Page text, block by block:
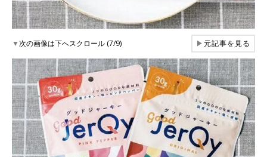
▼次の画像は下へスクロール (7/9) ▶元記事を見る